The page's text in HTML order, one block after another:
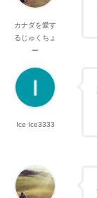
カナダを愛す
るじゅくちょ
ー
Ice Ice3333